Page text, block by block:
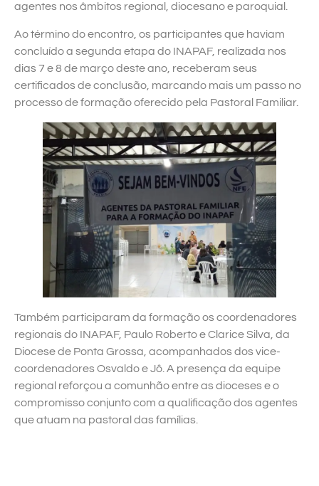
agentes nos âmbitos regional, diocesano e paroquial.
Ao término do encontro, os participantes que haviam
concluído a segunda etapa do INAPAF, realizada nos
dias 7 e 8 de março deste ano, receberam seus
certificados de conclusão, marcando mais um passo no
processo de formação oferecido pela Pastoral Familiar.
Também participaram da formação os coordenadores
regionais do INAPAF, Paulo Roberto e Clarice Silva, da
Diocese de Ponta Grossa, acompanhados dos vice-
coordenadores Osvaldo e Jô. A presença da equipe
regional reforçou a comunhão entre as dioceses e o
compromisso conjunto com a qualificação dos agentes
que atuam na pastoral das famílias.